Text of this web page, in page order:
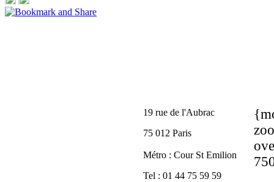
19 rue de l'Aubrac
75 012 Paris
Métro : Cour St Emilion
Tel : 01 44 75 59 59